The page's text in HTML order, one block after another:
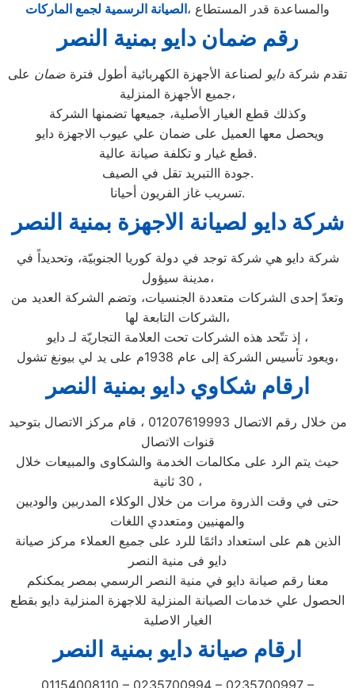
والمساعدة قدر المستطاع ،الصيانة الرسمية لجمع الماركات
رقم ضمان دايو بمنية النصر
تقدم شركة دايو لصناعة الأجهزة الكهربائية أطول فترة ضمان على
جميع الأجهزة المنزلية،
وكذلك قطع الغيار الأصلية، جميعها تضمنها الشركة
ويحصل معها العميل على ضمان علي عيوب الاجهزة دايو
قطع غيار و تكلفة صيانة عالية.
جودة االتبريد تقل في الصيف.
تسريب غاز الفريون أحيانا.
شركة دايو لصيانة الاجهزة بمنية النصر
شركة دايو هي شركة توجد في دولة كوريا الجنوبيّة، وتحديداً في
مدينة سيؤول،
وتعدّ إحدى الشركات متعددة الجنسيات، وتضم الشركة العديد من
الشركات التابعة لها،
إذ تتّحد هذه الشركات تحت العلامة التجاريّة لـ دايو ،
ويعود تأسيس الشركة إلى عام 1938م على يد لي بيونغ تشول،
ارقام شكاوي دايو بمنية النصر
من خلال رقم الاتصال 01207619993 ، قام مركز الاتصال بتوحيد
قنوات الاتصال
حيث يتم الرد على مكالمات الخدمة والشكاوى والمبيعات خلال
30 ثانية ،
حتى في وقت الذروة مرات من خلال الوكلاء المدربين والوديين
والمهنيين ومتعددي اللغات
الذين هم على استعداد دائمًا للرد على جميع العملاء مركز صيانة
دايو فى منية النصر
معنا رقم صيانة دايو في منية النصر الرسمي بمصر يمكنكم
الحصول علي خدمات الصيانة المنزلية للاجهزة المنزلية دايو بقطع
الغيار الاصلية
ارقام صيانة دايو بمنية النصر
01154008110 – 0235700994 – 0235700997 –